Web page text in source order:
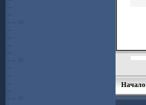
Начало